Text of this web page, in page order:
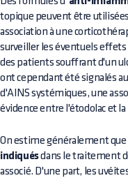
topique peuvent être
association à une
surveiller les éventuels
des patients souffrant d'un
ont cependant été signalés
d'AINS systémiques, une
évidence entre l'étodolac et
On estime généralement que
indiquésdans le traitement
associé. D'une part, les